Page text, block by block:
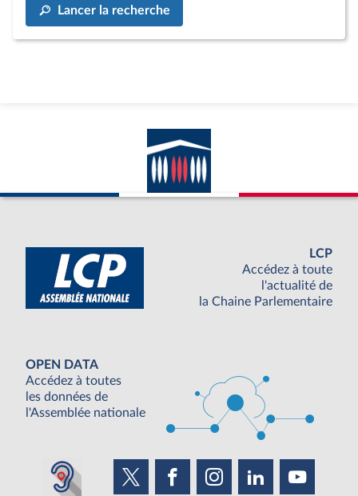
Lancer la recherche
LCP
Accédez à toute
l'actualité de
la Chaine Parlementaire
OPEN DATA
Accédez à toutes
les données de
l'Assemblée nationale